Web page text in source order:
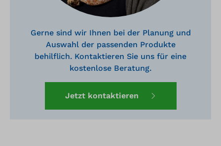
Gerne sind wir Ihnen bei der Planung und
Auswahl der passenden Produkte
behilflich. Kontaktieren Sie uns für eine
kostenlose Beratung.
Jetzt kontaktieren